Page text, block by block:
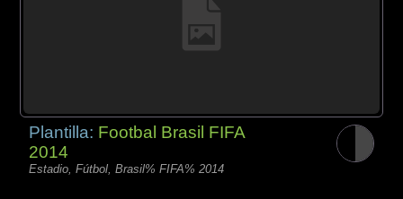
Plantilla: Footbal Brasil FIFA
2014
Estadio, Fútbol, Brasil% FIFA% 2014